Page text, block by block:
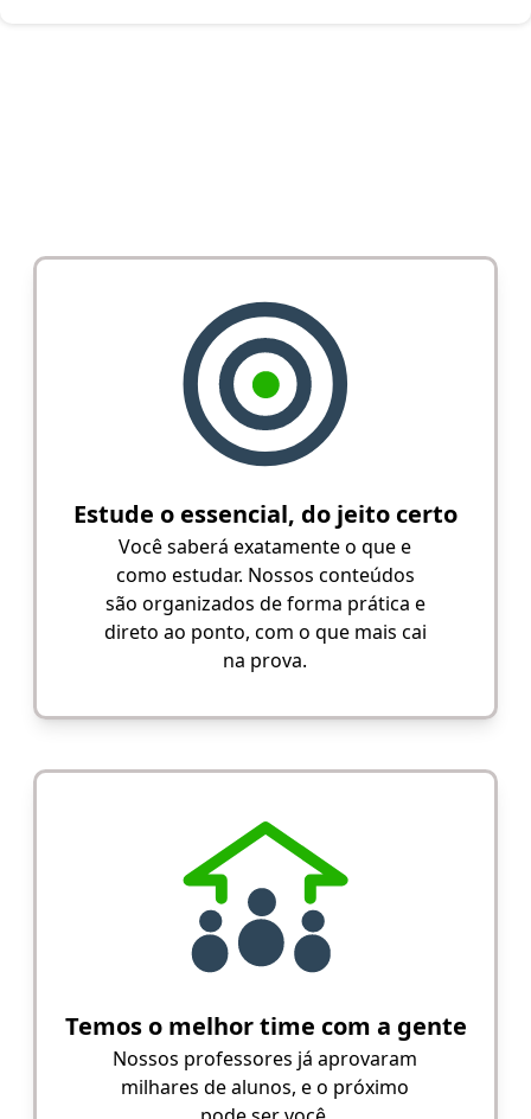
Estude o essencial, do jeito certo
Você saberá exatamente o que e
como estudar. Nossos conteúdos
são organizados de forma prática e
direto ao ponto, com o que mais cai
na prova.
Temos o melhor time com a gente
Nossos professores já aprovaram
milhares de alunos, e o próximo